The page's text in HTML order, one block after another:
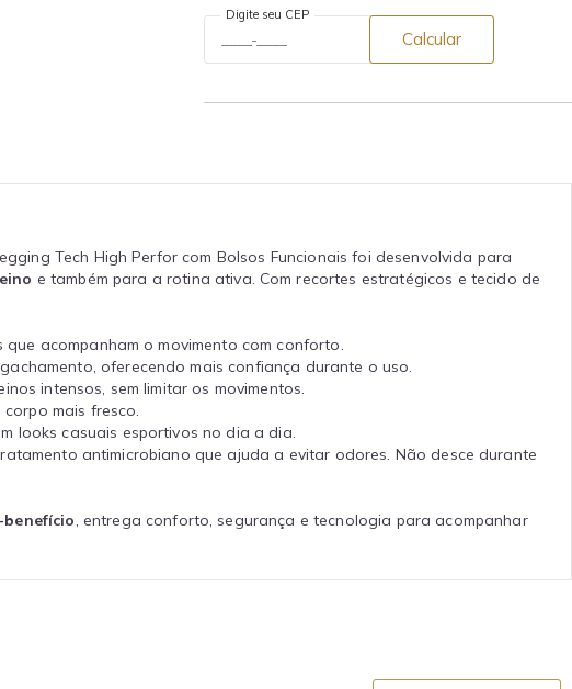
Digite seu CEP
Calcular
Tech High Perfor com Bolsos Funcionais foi desenvolvida para
e também para a rotina ativa. Com recortes estratégicos e tecido de
acompanham o movimento com conforto.
oferecendo mais confiança durante o uso.
intensos, sem limitar os movimentos.
mais fresco.
looks casuais esportivos no dia a dia.
antimicrobiano que ajuda a evitar odores. Não desce durante
, entrega conforto, segurança e tecnologia para acompanhar